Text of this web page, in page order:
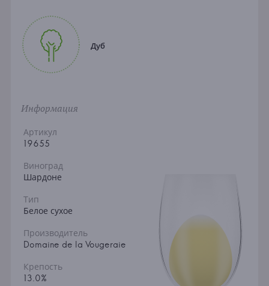
Дуб
Информация
Артикул
19655
Виноград
Шардоне
Тип
Белое сухое
Производитель
Domaine de la Vougeraie
Крепость
13.0%